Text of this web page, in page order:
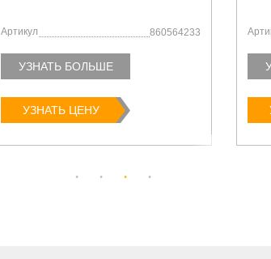
Артикул 860564233
УЗНАТЬ БОЛЬШЕ
УЗНАТЬ ЦЕНУ